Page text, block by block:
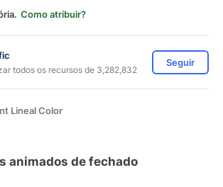
Como atribuir?
todos os recursos de 3,282,832
Seguir
Lineal Color
animados de fechado